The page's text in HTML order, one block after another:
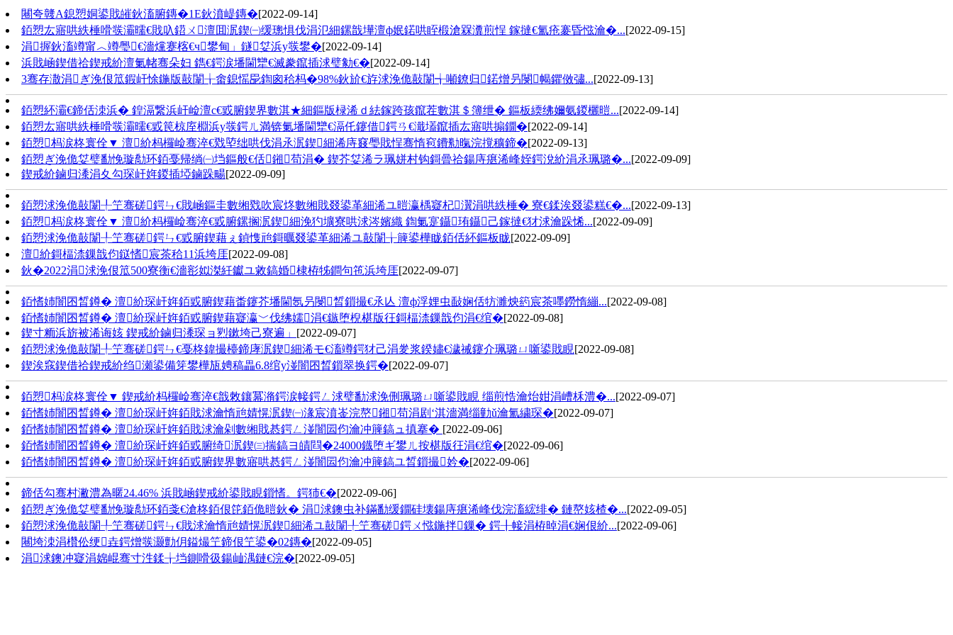
闀夸竷A鎴愬姛鍙戝皠鈥滀腑鏄�1E鈥濆崼鏄�[2022-09-14]
銆愬厷寤哄紩棰嗗彂灞曘€戝叺鍣ㄨ澶囬泦鍥㈠缓璁惧伐涓氾細鏍戠墷澶ф姄鍩哄眰椴滄槑瀵煎悜 鎵撻€氳疮褰昏惤瀹�...[2022-09-15]
涓搱鈥滀竴甯︿竴璺€濇爣蹇楁€ч鐢甸」鐩姇浜у彂鐢�[2022-09-14]
浜戝崡鍥借祫鍥戒紒澶氭帾骞朵妇 鐫€鍔涙墦閫犫€滅豢鑹插浗璧勨€�[2022-09-14]
3骞存潵涓ぎ浼佷笟鍜屽悇鍦版敼闈╁畬鎴愮巼鍧囪秴杩�98%鈥斺€斿浗浼佹敼闈╅噸鐐归鍩熷叧閿幆鑺傚彇...[2022-09-13]
銆愬紑灞€鍗佸洓浜� 鍠滆繋浜屽崄澶с€戜腑鍥界數淇★細鏂版椂浠ｄ紶鎵跨孩鑹茬數淇＄簿绁� 鏂板緛绋嬭氨鍐欐暟...[2022-09-14]
銆愬厷寤哄紩棰嗗彂灞曘€戜笢椋庢棩浜у彂鍔ㄦ満锛氭墦閫犫€滆仛鑳借鍔ㄢ€濈壒鑹插厷寤哄搧鐗�[2022-09-14]
銆愬杩涙柊寰佺▼ 澶紒杩欏崄骞淬€戣埅绌哄伐涓氶泦鍥細浠庤窡璺戝悜骞惰窇鐨勬暣浣撹穬鍗�[2022-09-13]
銆愬ぎ浼佹姇璧勫悗璇勪环銆戞帰绱㈠垱鏂般€佸鎺苟涓� 鍥芥姇浠ラ珮姘村钩鎶曡祫鍚庤瘎浠峰姪鍔涗紒涓氶珮璐�...[2022-09-09]
鍥戒紒鏀归潻涓夊勾琛屽姩鍐插埡鏀跺畼[2022-09-09]
銆愬浗浼佹敼闈╀笁骞磋鍔ㄣ€戝崡鏂圭數缃戣吹宸炵數缃戝叕鍙革細浠ユ暟瀛楀寲杞瀷涓哄紩棰� 寮€鍒涘叕鍙糕€�...[2022-09-13]
銆愬杩涙柊寰佺▼ 澶紒杩欏崄骞淬€戜腑鏍搁泦鍥細浼犳壙寮哄浗涔嬪織 鍧氭寔鑷珛鑷己鎵撻€犲浗瀹跺悕...[2022-09-09]
銆愬浗浼佹敼闈╀笁骞磋鍔ㄣ€戜腑鍥藉ぇ鍞愯兘鎶曞叕鍙革細浠ユ敼闈╁簲鍙樺眬銆佸紑鏂板眬[2022-09-09]
澶紒鎶楅渿鏁戠伨鎹愭宸茶秴11浜垮厓[2022-09-08]
鈥�2022涓浗浼佷笟500寮衡€濇彮姒滐紝钀ユ敹鎬婚棣栫牬鐧句竾浜垮厓[2022-09-07]
銆愭姉闇囨晳鐏� 澶紒琛屽姩銆戜腑鍥藉畨鑳芥墦閫氬叧閿晳鎻撮€氶亾 澶ф浮娌虫敮娴佸牥濉炴箹宸茶嚜鐒惰繃...[2022-09-08]
銆愭姉闇囨晳鐏� 澶紒琛屽姩銆戜腑鍥藉寲瀛﹀伐绋嬬涓€鏃堕棿椹版彺鎶楅渿鏁戠伨涓€绾�[2022-09-08]
鍥寸粫浜旂被浠诲姟 鍥戒紒鏀归潻琛ョ煭鏉垮己寮遍」 [2022-09-07]
銆愬浗浼佹敼闈╀笁骞磋鍔ㄣ€戞柊鍏撮檯鍗庨泦鍥細浠モ€滀竴鍔犲己涓夎浆鍨嬧€濊祴鑳介珮璐ㄩ噺鍙戝睍[2022-09-08]
鍥涘窛鍥借祫鍥戒紒绉瀬鍙備笌鐢樺瓬娉稿畾6.8绾у湴闇囨晳鎻翠换鍔�[2022-09-07]
銆愬杩涙柊寰佺▼ 鍥戒紒杩欏崄骞淬€戠敇鑲冪潃鍔涙帹鍔ㄥ浗璧勫浗浼侀珮璐ㄩ噺鍙戝睍 缁煎悎瀹炲姏涓嶆柇澧�...[2022-09-07]
銆愭姉闇囨晳鐏� 澶紒琛屽姩銆戝浗瀹惰兘婧愰泦鍥㈠湪宸濆崟浣嶅鎺苟涓剧‘淇濇満缁勭ǔ瀹氳繍琛�[2022-09-07]
銆愭姉闇囨晳鐏� 澶紒琛屽姩銆戝浗瀹剁數缃戝惎鍔ㄥ湴闇囩伨瀹冲簲鎬ュ搷搴� [2022-09-06]
銆愭姉闇囨晳鐏� 澶紒琛屽姩銆戜腑绮泦鍥㈢揣鎬ヨ皟閰�24000鐡堕ギ鐢ㄦ按椹版彺涓€绾�[2022-09-06]
銆愭姉闇囨晳鐏� 澶紒琛屽姩銆戜腑鍥界數寤哄惎鍔ㄥ湴闇囩伨瀹冲簲鎬ユ晳鎻撮妗�[2022-09-06]
鍗佸勾骞村潎澧為暱24.46% 浜戝崡鍥戒紒鍙戝睍鎻愭。鍔犻€�[2022-09-06]
銆愬ぎ浼佹姇璧勫悗璇勪环銆戔€滄柊銆佷笓銆佹暟鈥� 涓浗鐭虫补鏋勫缓鐗硅壊鍚庤瘎浠峰伐浣滀綋绯� 鏈嶅姟楂�...[2022-09-05]
銆愬浗浼佹敼闈╀笁骞磋鍔ㄣ€戝浗瀹惰兘婧愰泦鍥細浠ユ敼闈╀笁骞磋鍔ㄨ惤鍦拌鏁� 鍔╂帹涓栫晫涓€娴佷紒...[2022-09-06]
闀垮洓涓欑伀绠垚鍔熷彂灏勯仴鎰熶笁鍗佷笁鍙�02鏄�[2022-09-05]
涓浗鐭冲寲涓婂崐骞寸泩鍒╁垱鍘嗗彶鍚屾湡鏈€浣�[2022-09-05]